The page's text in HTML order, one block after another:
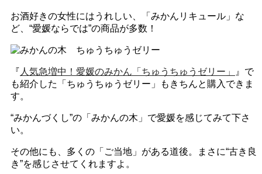
お酒好きの女性にはうれしい、「みかんリキュール」な
ど、“愛媛ならでは”の商品が多数！
『 人気急増中！愛媛のみかん「ちゅうちゅうゼリー」
』で
も紹介した「ちゅうちゅうゼリー」もきちんと購入できま
す。
“みかんづくし”の「みかんの木」で愛媛を感じてみて下さ
い。
その他にも、多くの「ご当地」がある道後。まさに“古き良
き”を感じさせてくれますよ。